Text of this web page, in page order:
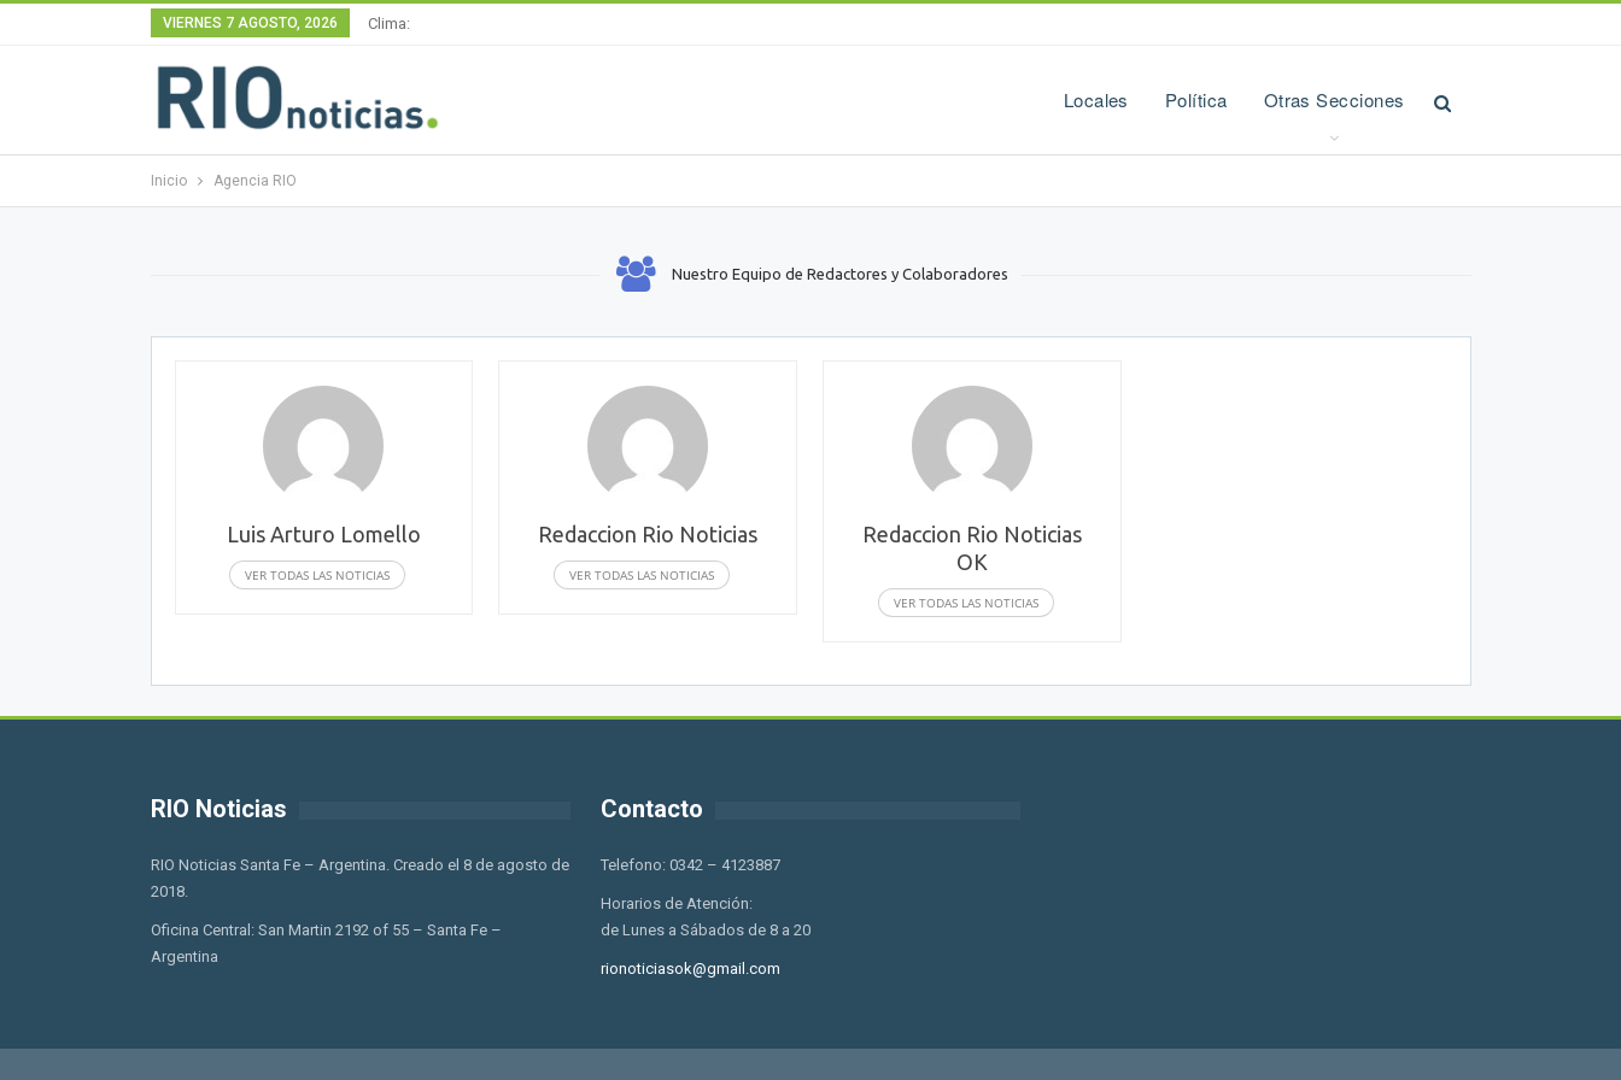
VIERNES 7 AGOSTO, 2026 Clima:
Locales Política Otras Secciones
Inicio Agencia RIO
Nuestro Equipo de Redactores y Colaboradores
Luis Arturo Lomello
VER TODAS LAS NOTICIAS
Redaccion Rio Noticias
VER TODAS LAS NOTICIAS
Redaccion Rio Noticias
OK
VER TODAS LAS NOTICIAS
RIO Noticias
RIO Noticias Santa Fe – Argentina. Creado el 8 de agosto de
2018.
Oficina Central: San Martin 2192 of 55 – Santa Fe –
Argentina
Contacto
Telefono: 0342 – 4123887
Horarios de Atención:
de Lunes a Sábados de 8 a 20
rionoticiasok@gmail.com